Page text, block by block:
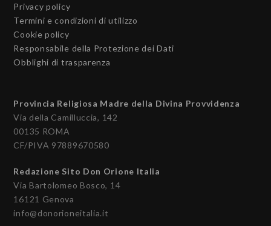
Privacy policy
Termini e condizioni di utilizzo
Cookie policy
Responsabile della Protezione dei Dati
Obblighi di trasparenza
Provincia Religiosa Madre della Divina Provvidenza
Via della Camilluccia, 142
00135 ROMA
CF/PIVA 97889670580
Redazione Sito Don Orione Italia
Via Bartolomeo Bosco, 14
16121 Genova
info@donorioneitalia.it